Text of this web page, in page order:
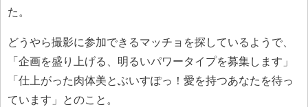
た。
どうやら撮影に参加できるマッチョを探しているようで、
「企画を盛り上げる、明るいパワータイプを募集します」
「仕上がった肉体美とぶいすぽっ！愛を持つあなたを待っ
ています」とのこと。